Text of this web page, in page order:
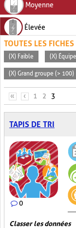
Moyenne
Élevée
TOUTES LES
(X) Faible (X) Équipe
(X) Grand groupe (> 100)
PAGES
« ‹ 1 2 3
TAPIS DE TRI
0
Classer les données